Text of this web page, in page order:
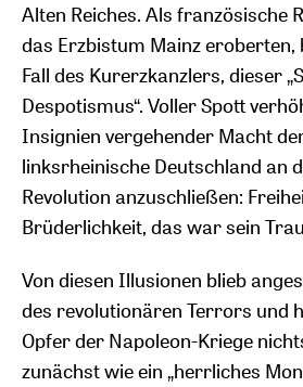
Alten Reiches. Als französische
das Erzbistum Mainz eroberten,
Fall des Kurerzkanzlers, dieser
Despotismus“. Voller Spott
Insignien vergehender Macht
linksrheinische Deutschland an
Revolution anzuschließen:
Brüderlichkeit, das war sein
Von diesen Illusionen blieb
des revolutionären Terrors und
Opfer der Napoleon-Kriege
zunächst wie ein „herrliches